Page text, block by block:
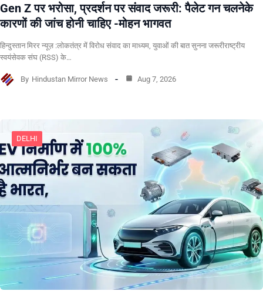
Gen Z पर भरोसा, प्रदर्शन पर संवाद जरूरी: पैलेट गन चलनेके
कारणों की जांच होनी चाहिए -मोहन भागवत
हिन्दुस्तान मिरर न्यूज़ :लोकतंत्र में विरोध संवाद का माध्यम, युवाओं की बात सुनना जरूरीराष्ट्रीय
स्वयंसेवक संघ (RSS) के…
By Hindustan Mirror News Aug 7, 2026
DELHI